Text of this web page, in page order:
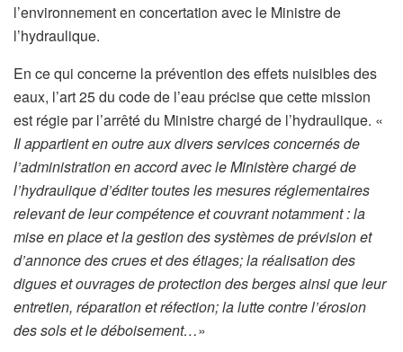
l’environnement en concertation avec le Ministre de
l’hydraulique.
En ce qui concerne la prévention des effets nuisibles des
eaux, l’art 25 du code de l’eau précise que cette mission
est régie par l’arrêté du Ministre chargé de l’hydraulique. «
Il appartient en outre aux divers services concernés de
l’administration en accord avec le Ministère chargé de
l’hydraulique d’éditer toutes les mesures réglementaires
relevant de leur compétence et couvrant notamment : la
mise en place et la gestion des systèmes de prévision et
d’annonce des crues et des étiages; la réalisation des
digues et ouvrages de protection des berges ainsi que leur
entretien, réparation et réfection; la lutte contre l’érosion
des sols et le déboisement…»